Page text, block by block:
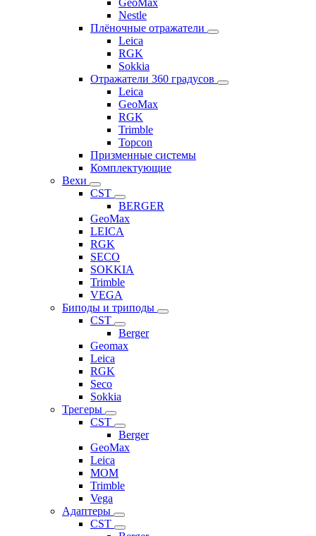
Nestle
Плёночные отражатели
Leica
RGK
Sokkia
Отражатели 360 градусов
Leica
GeoMax
RGK
Trimble
Topcon
Призменные системы
Комплектующие
Вехи
CST
BERGER
GeoMax
LEICA
RGK
SECO
SOKKIA
Trimble
VEGA
Биподы и триподы
CST
Berger
Geomax
Leica
RGK
Seco
Sokkia
Трегеры
CST
Berger
GeoMax
Leica
MOM
Trimble
Vega
Адаптеры
CST